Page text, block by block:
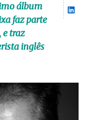
álbum
faz parte
e traz
inglês